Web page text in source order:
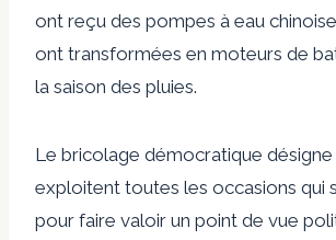
ont reçu des pompes à eau
ont transformées en moteurs de
la saison des pluies.
Le bricolage démocratique désigne
exploitent toutes les occasions qui
pour faire valoir un point de vue